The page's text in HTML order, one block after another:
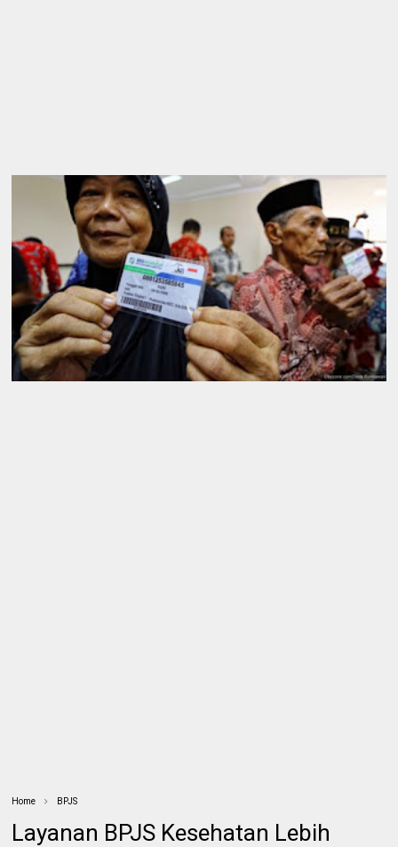
Home BPJS
Layanan BPJS Kesehatan Lebih